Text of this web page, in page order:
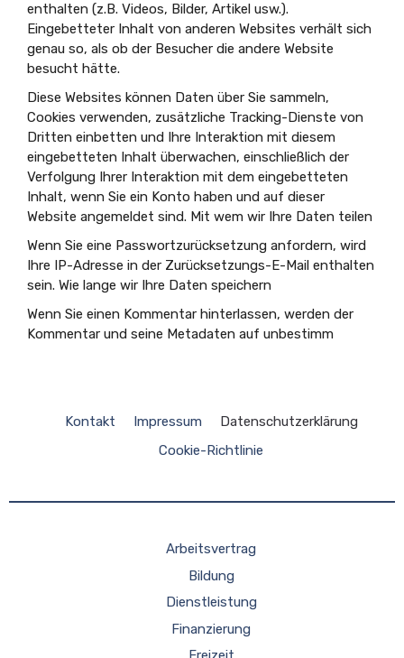
enthalten (z.B. Videos, Bilder, Artikel usw.).
Eingebetteter Inhalt von anderen Websites verhält sich
genau so, als ob der Besucher die andere Website
besucht hätte.
Diese Websites können Daten über Sie sammeln,
Cookies verwenden, zusätzliche Tracking-Dienste von
Dritten einbetten und Ihre Interaktion mit diesem
eingebetteten Inhalt überwachen, einschließlich der
Verfolgung Ihrer Interaktion mit dem eingebetteten
Inhalt, wenn Sie ein Konto haben und auf dieser
Website angemeldet sind. Mit wem wir Ihre Daten teilen
Wenn Sie eine Passwortzurücksetzung anfordern, wird
Ihre IP-Adresse in der Zurücksetzungs-E-Mail enthalten
sein. Wie lange wir Ihre Daten speichern
Wenn Sie einen Kommentar hinterlassen, werden der
Kommentar und seine Metadaten auf unbestimm
Kontakt Impressum
Datenschutzerklärung
Cookie-Richtlinie
Arbeitsvertrag
Bildung
Dienstleistung
Finanzierung